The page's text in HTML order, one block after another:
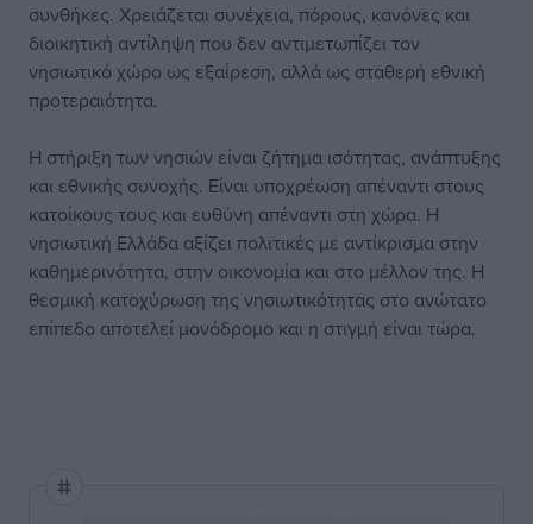
συνθήκες. Χρειάζεται συνέχεια, πόρους, κανόνες και
διοικητική αντίληψη που δεν αντιμετωπίζει τον
νησιωτικό χώρο ως εξαίρεση, αλλά ως σταθερή εθνική
προτεραιότητα.
Η στήριξη των νησιών είναι ζήτημα ισότητας, ανάπτυξης
και εθνικής συνοχής. Είναι υποχρέωση απέναντι στους
κατοίκους τους και ευθύνη απέναντι στη χώρα. Η
νησιωτική Ελλάδα αξίζει πολιτικές με αντίκρισμα στην
καθημερινότητα, στην οικονομία και στο μέλλον της. Η
θεσμική κατοχύρωση της νησιωτικότητας στο ανώτατο
επίπεδο αποτελεί μονόδρομο και η στιγμή είναι τώρα.